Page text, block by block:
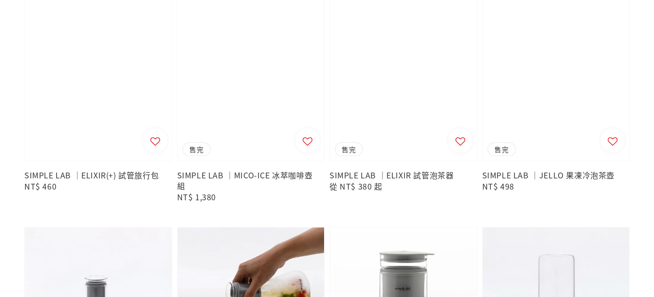
SIMPLE LAB ｜ELIXIR(+) 試管旅行包
Regular
NT$ 460
售完
SIMPLE LAB ｜MICO-ICE 冰萃咖啡壺
組
Regular
NT$ 1,380
售完
SIMPLE LAB ｜ELIXIR 試管泡茶器
Regular
從 NT$ 380 起
售完
SIMPLE LAB ｜JELLO 果凍冷泡茶壺
Regular
NT$ 498